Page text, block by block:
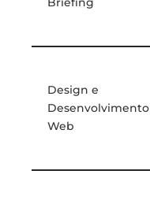
Design e
Desenvolvimento
Web